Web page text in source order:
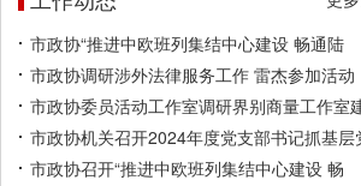
市政协“推进中欧班列集结中心建设 畅通陆
市政协调研涉外法律服务工作 雷杰参加活动
市政协委员活动工作室调研界别商量工作室
市政协机关召开2024年度党支部书记抓基层
市政协召开“推进中欧班列集结中心建设 畅